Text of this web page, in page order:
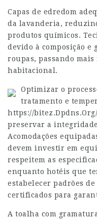
Capas de edredom
da lavanderia,
produtos químicos.
devido à composição
roupas, passando
habitacional.
Optimizar o
tratamento e
https://
preservar a
Acomodações
devem investir em
respeitem as
enquanto hotéis que
estabelecer padrões
certificados para
A toalha com